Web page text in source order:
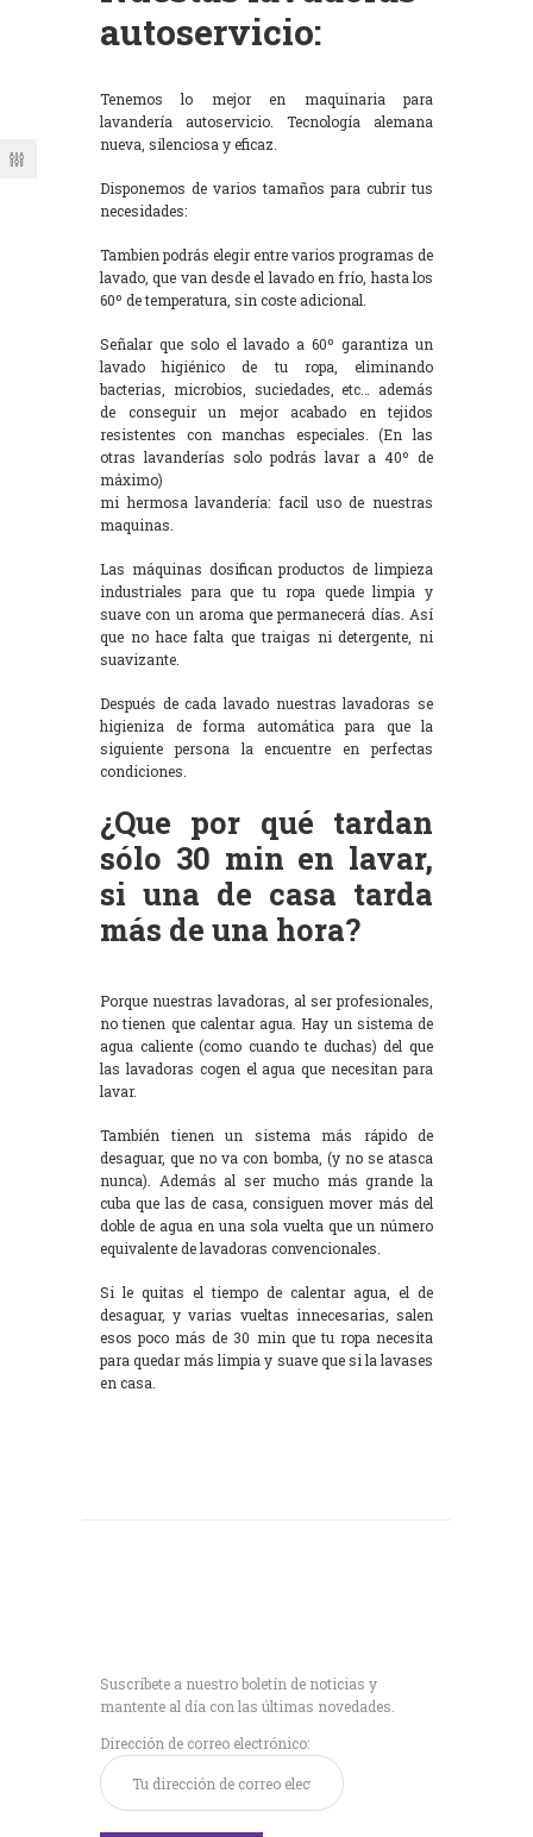
autoservicio:
Tenemos lo mejor en maquinaria para
lavandería autoservicio. Tecnología alemana
nueva, silenciosa y eficaz.
Disponemos de varios tamaños para cubrir tus
necesidades:
Tambien podrás elegir entre varios programas de
lavado, que van desde el lavado en frío, hasta los
60º de temperatura, sin coste adicional.
Señalar que solo el lavado a 60º garantiza un
lavado higiénico de tu ropa, eliminando
bacterias, microbios, suciedades, etc… además
de conseguir un mejor acabado en tejidos
resistentes con manchas especiales. (En las
otras lavanderías solo podrás lavar a 40º de
máximo)
mi hermosa lavandería: facil uso de nuestras
maquinas.
Las máquinas dosifican productos de limpieza
industriales para que tu ropa quede limpia y
suave con un aroma que permanecerá días. Así
que no hace falta que traigas ni detergente, ni
suavizante.
Después de cada lavado nuestras lavadoras se
higieniza de forma automática para que la
siguiente persona la encuentre en perfectas
condiciones.
¿Que por qué tardan
sólo 30 min en lavar,
si una de casa tarda
más de una hora?
Porque nuestras lavadoras, al ser profesionales,
no tienen que calentar agua. Hay un sistema de
agua caliente (como cuando te duchas) del que
las lavadoras cogen el agua que necesitan para
lavar.
También tienen un sistema más rápido de
desaguar, que no va con bomba, (y no se atasca
nunca). Además al ser mucho más grande la
cuba que las de casa, consiguen mover más del
doble de agua en una sola vuelta que un número
equivalente de lavadoras convencionales.
Si le quitas el tiempo de calentar agua, el de
desaguar, y varias vueltas innecesarias, salen
esos poco más de 30 min que tu ropa necesita
para quedar más limpia y suave que si la lavases
en casa.
Suscríbete a nuestro boletín de noticias y
mantente al día con las últimas novedades.
Dirección de correo electrónico: